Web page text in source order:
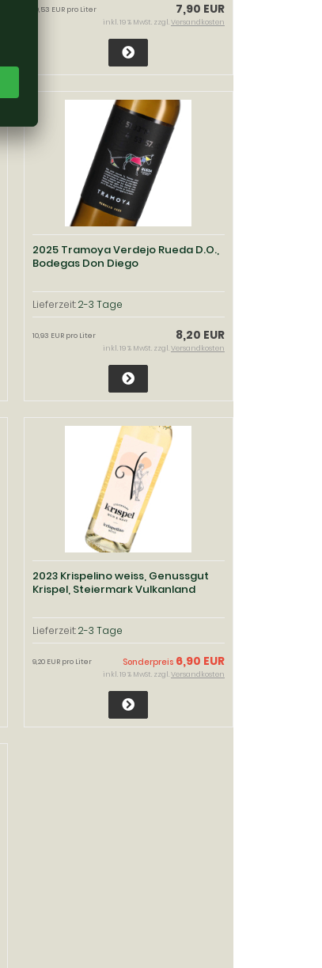
7,90 EUR
10,53 EUR pro Liter
inkl. 19 % MwSt. zzgl.Versandkosten
2025 Tramoya Verdejo Rueda D.O.,
Bodegas Don Diego
Lieferzeit:2-3 Tage
8,20 EUR
10,93 EUR pro Liter
inkl. 19 % MwSt. zzgl.Versandkosten
2023 Krispelino weiss, Genussgut
Krispel, Steiermark Vulkanland
Lieferzeit:2-3 Tage
Sonderpreis 6,90 EUR
9,20 EUR pro Liter
inkl. 19 % MwSt. zzgl.Versandkosten